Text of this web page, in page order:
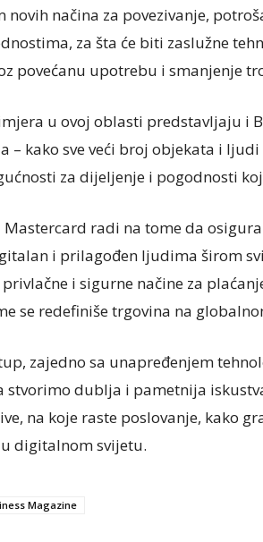
novih načina za povezivanje,
za šta će biti zaslužne
povećanu upotrebu i smanjenje
u ovoj oblasti predstavljaju i
– kako sve veći broj objekata i
za dijeljenje i pogodnosti
radi na tome da
i prilagođen ljudima širom
i sigurne načine za
se redefiniše trgovina na
zajedno sa unapređenjem
stvorimo dublja i pametnija
na koje raste poslovanje, kako
digitalnom svijetu.
Magazine